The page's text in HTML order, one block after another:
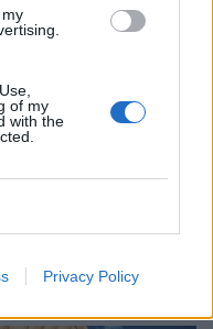
of my
with the
Privacy Policy
“Nesër më